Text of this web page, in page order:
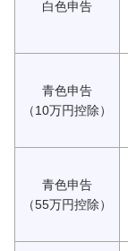
白色申告
青色申告
（10万円控除）
青色申告
（55万円控除）